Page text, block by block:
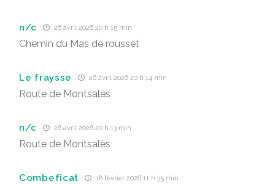
n/c 26 avril 2026 20 h 15 min
Chemin du Mas de rousset
Le fraysse 26 avril 2026 20 h 14 min
Route de Montsalès
n/c 26 avril 2026 20 h 13 min
Route de Montsalès
Combeficat 18 février 2026 11 h 35 min